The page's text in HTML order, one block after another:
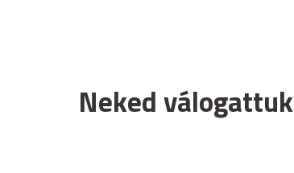
Neked válogattuk